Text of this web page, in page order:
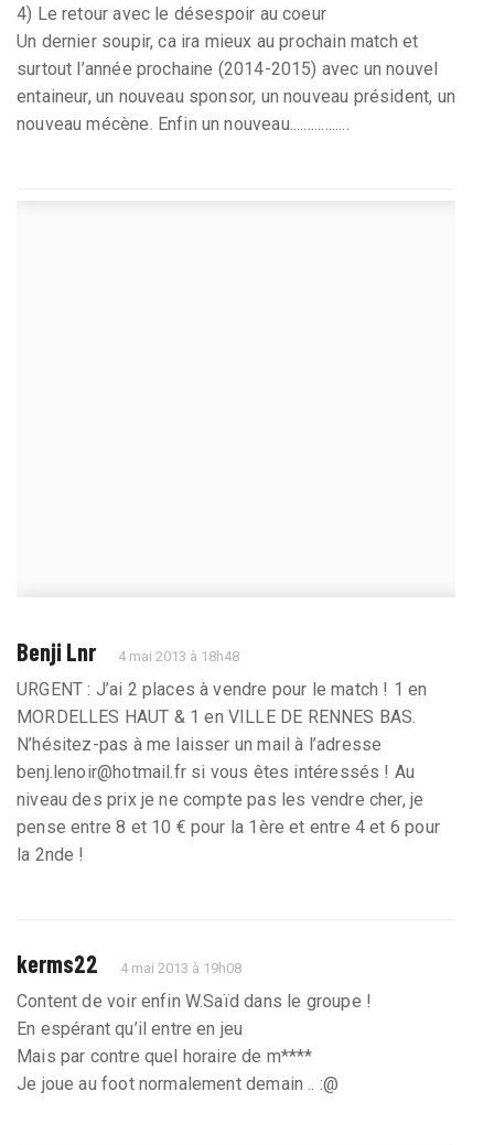
4) Le retour avec le désespoir au coeur
Un dernier soupir, ca ira mieux au prochain match et
surtout l’année prochaine (2014-2015) avec un nouvel
entaineur, un nouveau sponsor, un nouveau président, un
nouveau mécène. Enfin un nouveau.................
Benji Lnr 4 mai 2013 à 18h48
URGENT : J’ai 2 places à vendre pour le match ! 1 en
MORDELLES HAUT & 1 en VILLE DE RENNES BAS.
N’hésitez-pas à me laisser un mail à l’adresse
benj.lenoir@hotmail.fr si vous êtes intéressés ! Au
niveau des prix je ne compte pas les vendre cher, je
pense entre 8 et 10 € pour la 1ère et entre 4 et 6 pour
la 2nde !
kerms22 4 mai 2013 à 19h08
Content de voir enfin W.Saïd dans le groupe !
En espérant qu’il entre en jeu
Mais par contre quel horaire de m****
Je joue au foot normalement demain .. :@